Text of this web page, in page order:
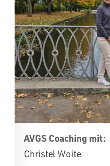
AVGS Coaching mit:
Christel Woite